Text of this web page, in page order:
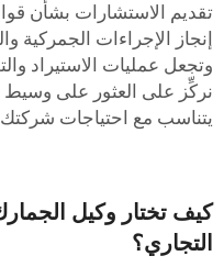
تقديم الاستشارات بشأن
إنجاز الإجراءات الجمركية
نركِّز على العثور على
يتناسب مع احتياجات
كيف تختار وكيل
التجاري؟